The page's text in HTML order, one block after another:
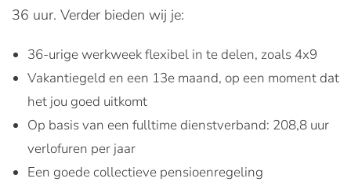
36 uur. Verder bieden wij je:
36-urige werkweek flexibel in te delen, zoals 4x9
Vakantiegeld en een 13e maand, op een moment dat
het jou goed uitkomt
Op basis van een fulltime dienstverband: 208,8 uur
verlofuren per jaar
Een goede collectieve pensioenregeling